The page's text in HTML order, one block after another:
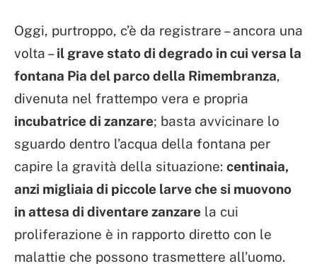
Oggi, purtroppo, c’è da registrare – ancora una
volta –il grave stato di degrado in cui versa la
fontana Pia del parco della Rimembranza,
divenuta nel frattempo vera e propria
incubatrice di zanzare; basta avvicinare lo
sguardo dentro l’acqua della fontana per
capire la gravità della situazione: centinaia,
anzi migliaia di piccole larve che si muovono
in attesa di diventare zanzare la cui
proliferazione è in rapporto diretto con le
malattie che possono trasmettere all’uomo.